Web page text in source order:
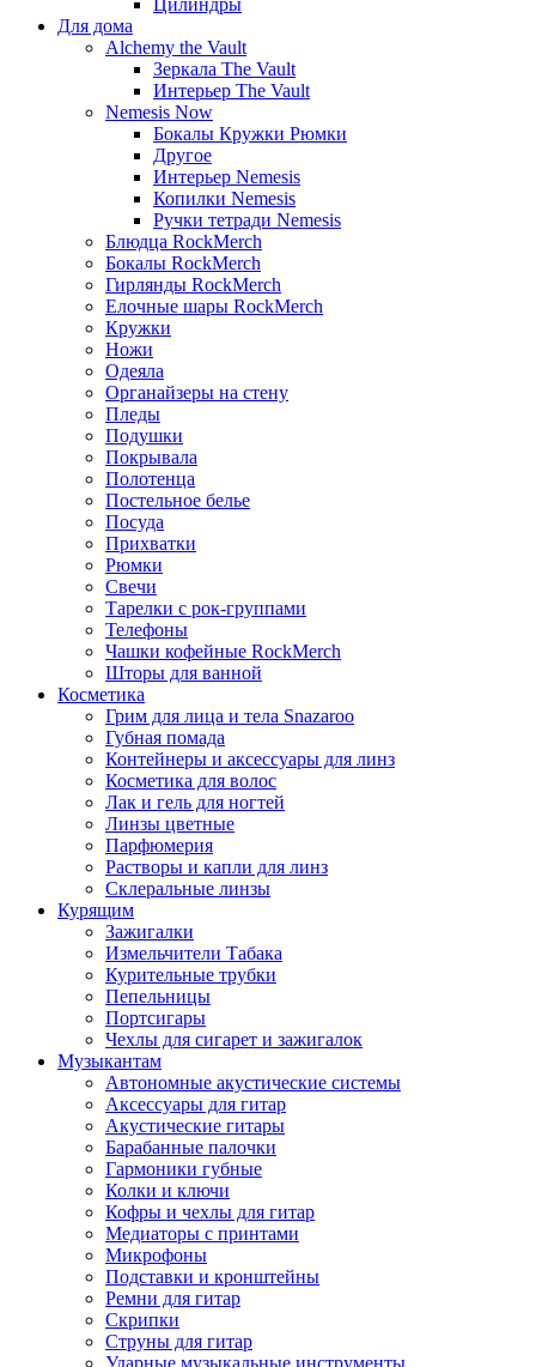
Цилиндры
Для дома
Alchemy the Vault
Зеркала The Vault
Интерьер The Vault
Nemesis Now
Бокалы Кружки Рюмки
Другое
Интерьер Nemesis
Копилки Nemesis
Ручки тетради Nemesis
Блюдца RockMerch
Бокалы RockMerch
Гирлянды RockMerch
Елочные шары RockMerch
Кружки
Ножи
Одеяла
Органайзеры на стену
Пледы
Подушки
Покрывала
Полотенца
Постельное белье
Посуда
Прихватки
Рюмки
Свечи
Тарелки с рок-группами
Телефоны
Чашки кофейные RockMerch
Шторы для ванной
Косметика
Грим для лица и тела Snazaroo
Губная помада
Контейнеры и аксессуары для линз
Косметика для волос
Лак и гель для ногтей
Линзы цветные
Парфюмерия
Растворы и капли для линз
Склеральные линзы
Курящим
Зажигалки
Измельчители Табака
Курительные трубки
Пепельницы
Портсигары
Чехлы для сигарет и зажигалок
Музыкантам
Автономные акустические системы
Аксессуары для гитар
Акустические гитары
Барабанные палочки
Гармоники губные
Колки и ключи
Кофры и чехлы для гитар
Медиаторы с принтами
Микрофоны
Подставки и кронштейны
Ремни для гитар
Скрипки
Струны для гитар
Ударные музыкальные инструменты